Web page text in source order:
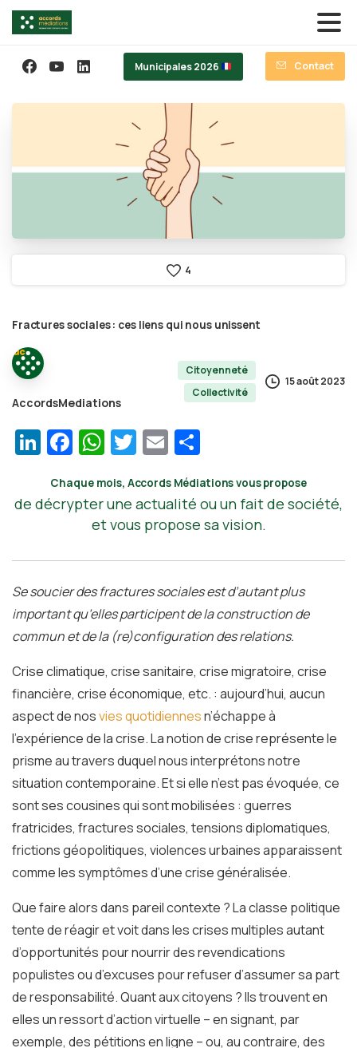
Municipales 2026 Contact
4
Fracturessociales: ces liens qui nous unissent
AccordsMediations
Citoyenneté
Collectivité
15 août 2023
LinkedIn
Facebook
WhatsApp
Twitter
Email
Chaque mois, Accords Médiations vous propose
de décrypter une actualité ou un fait de société,
et vous propose sa vision.
Se soucier des fractures sociales est d’autant plus
important qu’elles participent de la construction de
commun et de la (re)configuration des relations.
Crise climatique, crise sanitaire, crise migratoire, crise
financière, crise économique, etc. : aujourd’hui, aucun
aspect de nosvies quotidiennesn’échappe à
l’expérience de la crise. La notion de crise représente le
prisme au travers duquel nous interprétons notre
situation contemporaine. Et si elle n’est pas évoquée, ce
sont ses cousines qui sont mobilisées : guerres
fratricides, fractures sociales, tensions diplomatiques,
frictions géopolitiques, violences urbaines apparaissent
comme les symptômes d’une crise généralisée.
Que faire alors dans pareil contexte ? La classe politique
tente de réagir et voit dans les crises multiples autant
d’opportunités pour nourrir des revendications
populistes ou d’excuses pour refuser d’assumer sa part
de responsabilité. Quant aux citoyens ? Ils trouvent en
elles un ressort d’action virtuelle – en signant, par
exemple, des pétitions en ligne – ou, au contraire, des